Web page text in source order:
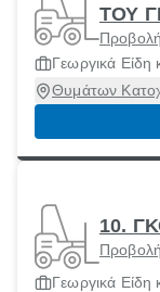
ΤΟΥ
Προβολή
Γεωργικά Είδη
Θυμάτων
10.
Προβολή
Γεωργικά Είδη